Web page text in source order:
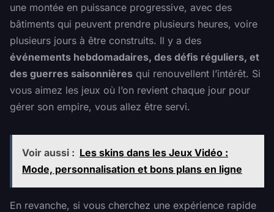
une montée en puissance progressive, avec des
bâtiments qui peuvent prendre plusieurs heures, voire
plusieurs jours à être construits. Il y a des
événements hebdomadaires, des défis réguliers, et
des guerres saisonnières qui renouvellent l’intérêt. Si
vous aimez les jeux où l’on revient chaque jour pour
gérer son empire, vous allez être servi.
Voir aussi : Les skins dans les Jeux Vidéo :
Mode, personnalisation et bons plans en ligne
En revanche, si vous cherchez une expérience rapide